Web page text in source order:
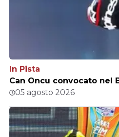
In Pista
Can Oncu convocato nel
05 agosto 2026